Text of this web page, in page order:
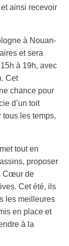
et ainsi recevoir
à Nouan-
et sera
à 19h, avec
Cet
chance pour
d’un toit
tous les temps,
tout en
proposer
Cœur de
Cet été, ils
les meilleures
en place et
à la